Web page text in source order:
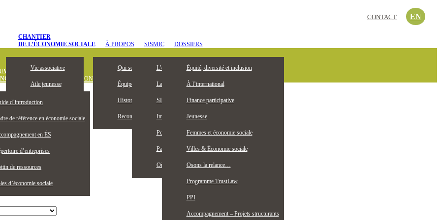
CHANTIER
DE L’ÉCONOMIE SOCIALE
Vie associative
Aile jeunesse
Devenez membre
Membres honoraires
Publications
Partenaires
Actualités
À PROPOS
Qui sommes-nous
Équipe
Historique
Reconnaissance territoriale
SISMIC
L’entrepreneuriat collectif, c’est quoi?
La Bourse Entrepreneuriat collectif jeunesse
SISMIC, c’est quoi?
Impacts SISMIC
Portraits SISMIC
Partenaires nationaux
Où nous trouver
DOSSIERS
Équité, diversité et inclusion
À l’international
Finance participative
Jeunesse
Femmes et économie sociale
Villes & Économie sociale
Osons la relance…
Programme TrustLaw
PPI
Accompagnement – Projets structurants
SOCIALE
d’introduction
de référence en économie sociale
en ÉS
d’entreprises
de ressources
d’économie sociale
DÉFINITION OUTILS ET PUBLICATIONS OFFRES D’EMPLOI
CONTACT EN